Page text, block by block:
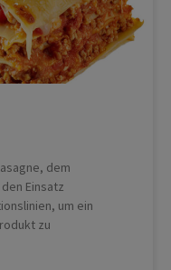
dem
Einsatz
um ein
zu